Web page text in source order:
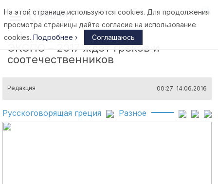
Афины
ЭКСПО – 2017 ждет греков и
соотечественников
Редакция 00:27 14.06.2016
Русскоговорящая греция Разное
На этой странице используются cookies. Для продолжения
просмотра страницы дайте согласие на использование
cookies. Подробнее › Соглашаюсь